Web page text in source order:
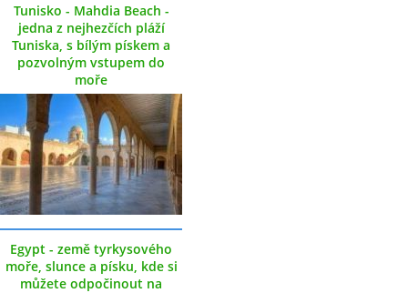
Tunisko - Mahdia Beach -
jedna z nejhezčích pláží
Tuniska, s bílým pískem a
pozvolným vstupem do
moře
Egypt - země tyrkysového
moře, slunce a písku, kde si
můžete odpočinout na